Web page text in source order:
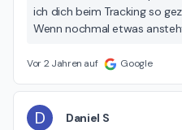
ich dich beim Tracking so
Wenn nochmal etwas
Vor 2 Jahren auf Google
D Daniel S